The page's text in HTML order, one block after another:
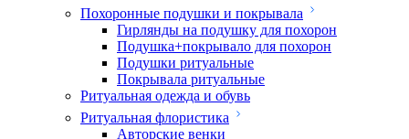
Похоронные подушки и покрывала
Гирлянды на подушку для похорон
Подушка+покрывало для похорон
Подушки ритуальные
Покрывала ритуальные
Ритуальная одежда и обувь
Ритуальная флористика
Авторские венки